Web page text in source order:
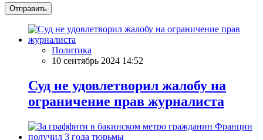
Отправить
Политика
10 сентябрь 2024 14:52
Суд не удовлетворил жалобу на
ограничение прав журналиста